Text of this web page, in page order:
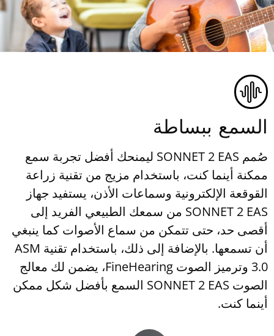
السمع ببساطة
صُمم SONNET 2 EAS ليمنحك أفضل تجربة سمع
ممكنة أينما كنت، باستخدام مزيج من تقنية زراعة
القوقعة الإلكترونية وسماعات الأذن، يستفيد جهاز
SONNET 2 EAS من سمعك الطبيعي الفريد إلى
أقصى حد، حتى تتمكن من سماع الأصوات كما ينبغي
أن تسمعها. بالإضافة إلى ذلك، باستخدام تقنية ASM
3.0 وترميز الصوت FineHearing، يضمن لك معالج
الصوت SONNET 2 EAS السمع بأفضل شكل ممكن
أينما كنت.